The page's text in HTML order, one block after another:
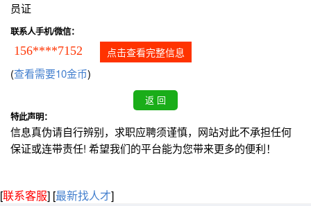
员证
联系人手机/微信：
156****7152 点击查看完整信息
(查看需要10金币)
特此声明：
信息真伪请自行辨别，求职应聘须谨慎，网站对此不承担任何
保证或连带责任! 希望我们的平台能为您带来更多的便利！
[联系客服] [最新找人才]